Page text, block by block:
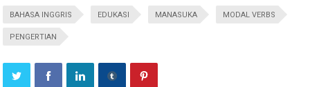
BAHASA INGGRIS EDUKASI MANASUKA MODAL VERBS
PENGERTIAN